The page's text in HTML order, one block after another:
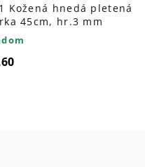
Kožená hnedá pletená
45cm, hr.3 mm